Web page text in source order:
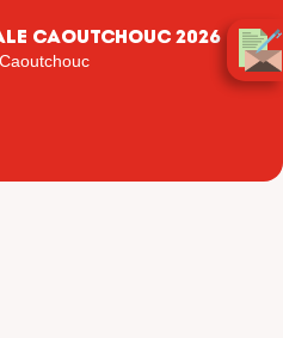
CAOUTCHOUC 2026
Caoutchouc